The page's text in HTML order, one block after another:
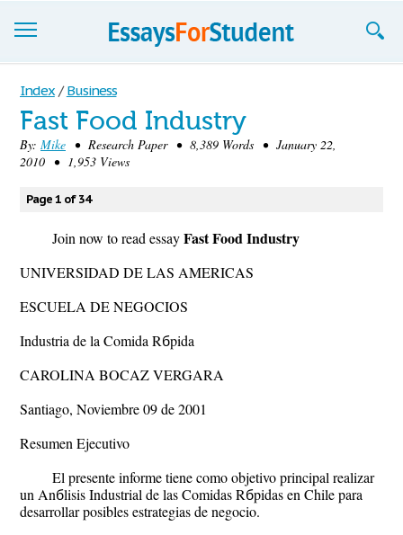
Essays
Sign up
Sign in
Blog
Contact us
Index / Business
Fast Food Industry
By: Mike • Research Paper • 8,389 Words • January 22,
2010 • 1,953 Views
Page 1 of 34
Join now to read essayFast Food Industry
UNIVERSIDAD DE LAS AMERICAS
ESCUELA DE NEGOCIOS
Industria de la Comida Rбpida
CAROLINA BOCAZ VERGARA
Santiago, Noviembre 09 de 2001
Resumen Ejecutivo
El presente informe tiene como objetivo principal realizar
un Anбlisis Industrial de las Comidas Rбpidas en Chile para
desarrollar posibles estrategias de negocio.